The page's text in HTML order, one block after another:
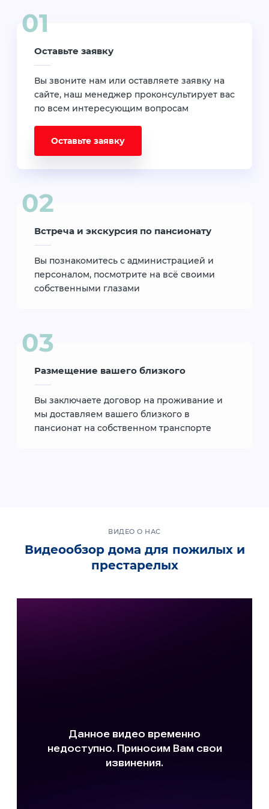
Оставьте заявку
Вы звоните нам или оставляете заявку на
сайте, наш менеджер проконсультирует вас
по всем интересующим вопросам
Оставьте заявку
Встреча и экскурсия по пансионату
Вы познакомитесь с администрацией и
персоналом, посмотрите на всё своими
собственными глазами
Размещение вашего близкого
Вы заключаете договор на проживание и
мы доставляем вашего близкого в
пансионат на собственном транспорте
ВИДЕО О НАС
Видеообзор дома для пожилых и
престарелых